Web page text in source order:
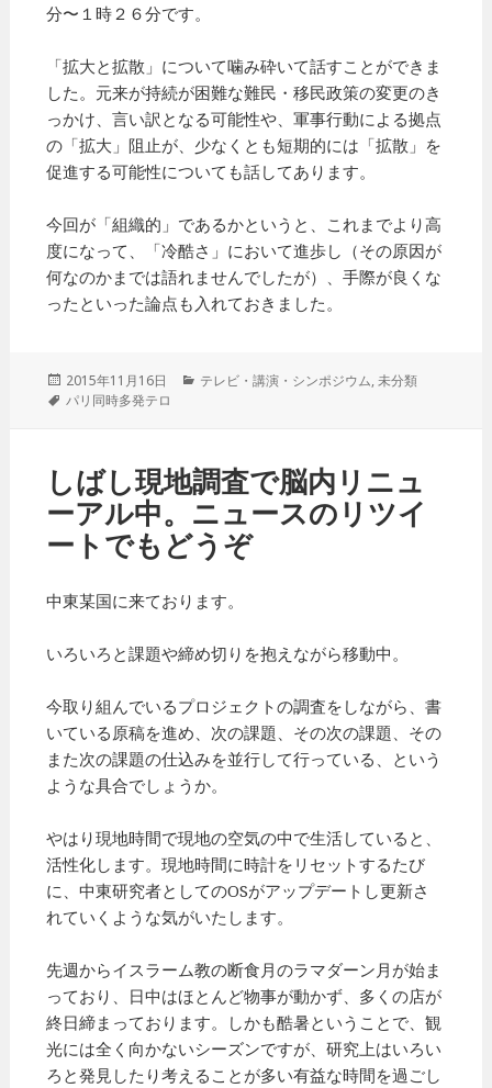
分〜１時２６分です。
「拡大と拡散」について噛み砕いて話すことができま
した。元来が持続が困難な難民・移民政策の変更のき
っかけ、言い訳となる可能性や、軍事行動による拠点
の「拡大」阻止が、少なくとも短期的には「拡散」を
促進する可能性についても話してあります。
今回が「組織的」であるかというと、これまでより高
度になって、「冷酷さ」において進歩し（その原因が
何なのかまでは語れませんでしたが）、手際が良くな
ったといった論点も入れておきました。
投
稿
2015年11月16日
カ
テレビ・講演・シンポジウム,未分類
タ
パリ同時多発テロ
しばし現地調査で脳内リニュ
ーアル中。ニュースのリツイ
ートでもどうぞ
中東某国に来ております。
いろいろと課題や締め切りを抱えながら移動中。
今取り組んでいるプロジェクトの調査をしながら、書
いている原稿を進め、次の課題、その次の課題、その
また次の課題の仕込みを並行して行っている、という
ような具合でしょうか。
やはり現地時間で現地の空気の中で生活していると、
活性化します。現地時間に時計をリセットするたび
に、中東研究者としてのOSがアップデートし更新さ
れていくような気がいたします。
先週からイスラーム教の断食月のラマダーン月が始ま
っており、日中はほとんど物事が動かず、多くの店が
終日締まっております。しかも酷暑ということで、観
光には全く向かないシーズンですが、研究上はいろい
ろと発見したり考えることが多い有益な時間を過ごし